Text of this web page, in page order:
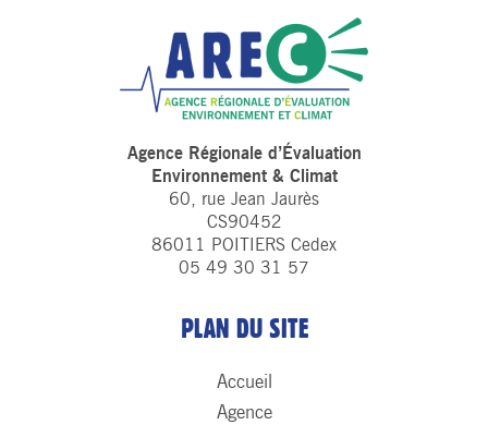
Agence Régionale d’Évaluation
Environnement & Climat
60, rue Jean Jaurès
CS90452
86011 POITIERS Cedex
05 49 30 31 57
PLAN DU SITE
Accueil
Agence